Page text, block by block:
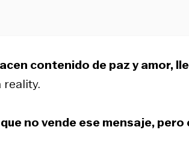
contenido de paz y amor,
reality.
no vende ese mensaje,